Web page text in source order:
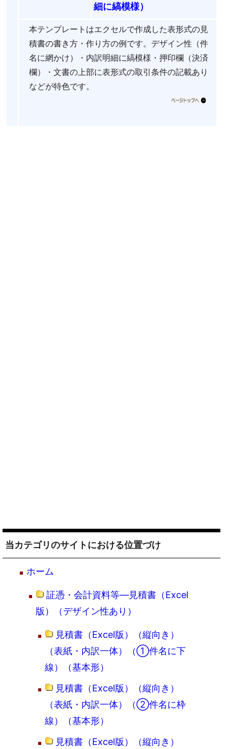
細に縞模様）
本テンプレートはエクセルで作成した表形式の見
積書の書き方・作り方の例です。デザイン性（件
名に網かけ）・内訳明細に縞模様・押印欄（決済
欄）・文書の上部に表形式の取引条件の記載あり
などが特色です。
当カテゴリのサイトにおける位置づけ
ホーム
証憑・会計資料等―見積書（Excel
版）（デザイン性あり）
見積書（Excel版）（縦向き）
（表紙・内訳一体）（①件名に下
線）（基本形）
見積書（Excel版）（縦向き）
（表紙・内訳一体）（②件名に枠
線）（基本形）
見積書（Excel版）（縦向き）